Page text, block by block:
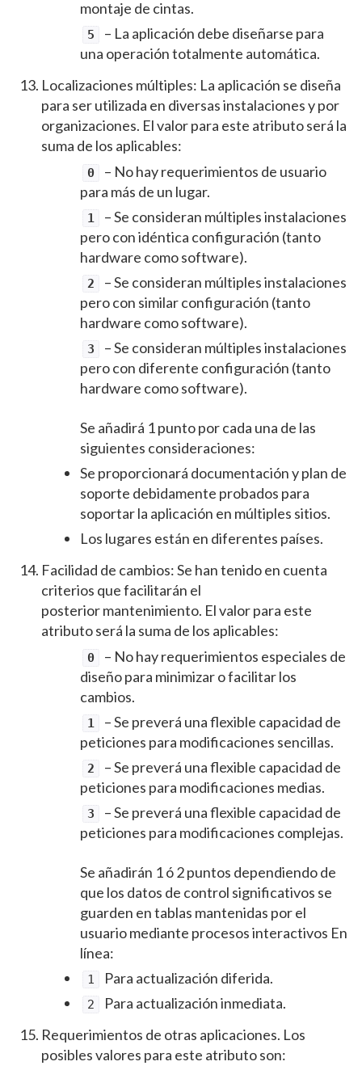
montaje de cintas.
5
– La aplicación debe diseñarse para
una operación totalmente automática.
Localizaciones múltiples: La aplicación se diseña
para ser utilizada en diversas instalaciones y por
organizaciones. El valor para este atributo será la
suma de los aplicables:
0
– No hay requerimientos de usuario
para más de un lugar.
1
– Se consideran múltiples instalaciones
pero con idéntica configuración (tanto
hardware como software).
2
– Se consideran múltiples instalaciones
pero con similar configuración (tanto
hardware como software).
3
– Se consideran múltiples instalaciones
pero con diferente configuración (tanto
hardware como software).
Se añadirá 1 punto por cada una de las
siguientes consideraciones:
Se proporcionará documentación y plan de
soporte debidamente probados para
soportar la aplicación en múltiples sitios.
Los lugares están en diferentes países.
Facilidad de cambios: Se han tenido en cuenta
criterios que facilitarán el
posterior mantenimiento. El valor para este
atributo será la suma de los aplicables:
0
– No hay requerimientos especiales de
diseño para minimizar o facilitar los
cambios.
1
– Se preverá una flexible capacidad de
peticiones para modificaciones sencillas.
2
– Se preverá una flexible capacidad de
peticiones para modificaciones medias.
3
– Se preverá una flexible capacidad de
peticiones para modificaciones complejas.
Se añadirán 1 ó 2 puntos dependiendo de
que los datos de control significativos se
guarden en tablas mantenidas por el
usuario mediante procesos interactivos En
línea:
1 Para actualización diferida.
2
Para actualización inmediata.
Requerimientos de otras aplicaciones. Los
posibles valores para este atributo son: